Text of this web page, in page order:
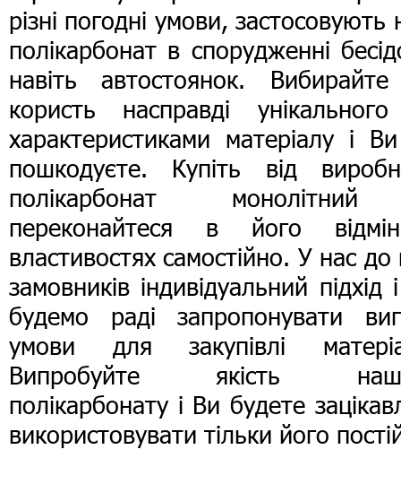
різні погодні умови,
полікарбонат в спорудженні
навіть автостоянок.
користь насправді
характеристиками матеріалу і
пошкодуєте. Купіть від
полікарбонат
переконайтеся в його
властивостях самостійно. У нас до
замовників індивідуальний підхід
будемо раді запропонувати
умови для закупівлі
Випробуйте якість
полікарбонату і Ви будете
використовувати тільки його